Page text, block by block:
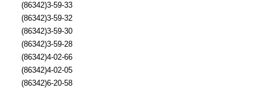
(86342)3-59-33
(86342)3-59-32
(86342)3-59-30
(86342)3-59-28
(86342)4-02-66
(86342)4-02-05
(86342)6-20-58